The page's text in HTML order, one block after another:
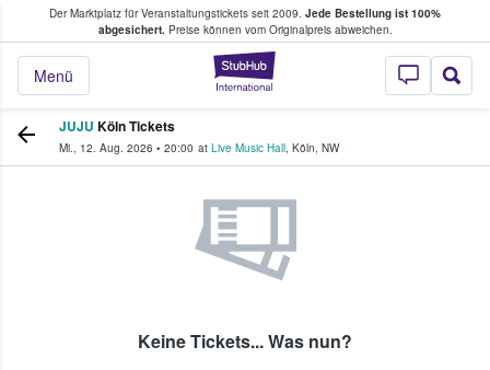
Der Marktplatz für Veranstaltungstickets seit 2009. Jede Bestellung ist 100%
abgesichert.Preise können vom Originalpreis abweichen.
StubHub - Wo
Menü
Tickets kaufen & verkaufen
JUJU Köln Tickets
Mi., 12. Aug. 2026 • 20:00 at Live Music Hall, Köln, NW
Keine Tickets... Was nun?